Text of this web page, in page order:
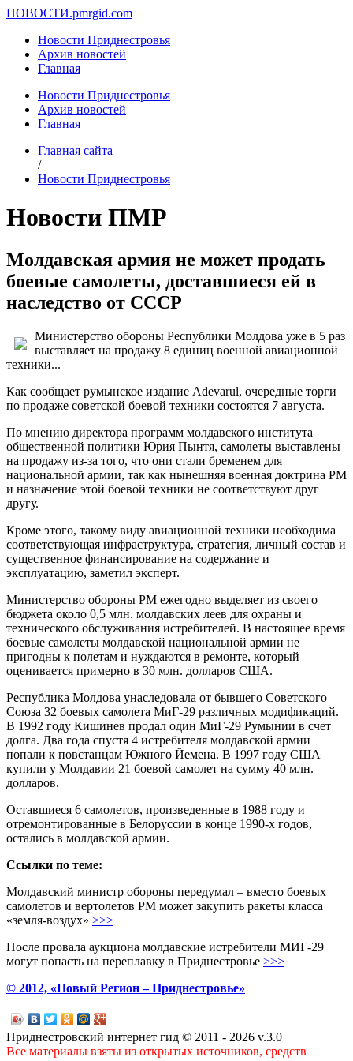
НОВОСТИ.pmrgid.com
Новости Приднестровья
Архив новостей
Главная
Новости Приднестровья
Архив новостей
Главная
Главная сайта
/
Новости Приднестровья
Новости ПМР
Молдавская армия не может продать
боевые самолеты, доставшиеся ей в
наследство от СССР
Министерство обороны Республики Молдова уже в 5 раз
выставляет на продажу 8 единиц военной авиационной
техники...
Как сообщает румынское издание Adevarul, очередные торги
по продаже советской боевой техники состоятся 7 августа.
По мнению директора программ молдавского института
общественной политики Юрия Пынтя, самолеты выставлены
на продажу из-за того, что они стали бременем для
национальной армии, так как нынешняя военная доктрина РМ
и назначение этой боевой техники не соответствуют друг
другу.
Кроме этого, такому виду авиационной техники необходима
соответствующая инфраструктура, стратегия, личный состав и
существенное финансирование на содержание и
эксплуатацию, заметил эксперт.
Министерство обороны РМ ежегодно выделяет из своего
бюджета около 0,5 млн. молдавских леев для охраны и
технического обслуживания истребителей. В настоящее время
боевые самолеты молдавской национальной армии не
пригодны к полетам и нуждаются в ремонте, который
оценивается примерно в 30 млн. долларов США.
Республика Молдова унаследовала от бывшего Советского
Союза 32 боевых самолета МиГ-29 различных модификаций.
В 1992 году Кишинев продал один МиГ-29 Румынии в счет
долга. Два года спустя 4 истребителя молдавской армии
попали к повстанцам Южного Йемена. В 1997 году США
купили у Молдавии 21 боевой самолет на сумму 40 млн.
долларов.
Оставшиеся 6 самолетов, произведенные в 1988 году и
отремонтированные в Белоруссии в конце 1990-х годов,
остались в молдавской армии.
Ссылки по теме:
Молдавский министр обороны передумал – вместо боевых
самолетов и вертолетов РМ может закупить ракеты класса
«земля-воздух» >>>
После провала аукциона молдавские истребители МИГ-29
могут попасть на переплавку в Приднестровье >>>
© 2012, «Новый Регион – Приднестровье»
Приднестровский интернет гид © 2011 - 2026 v.3.0
Все материалы взяты из открытых источников, средств